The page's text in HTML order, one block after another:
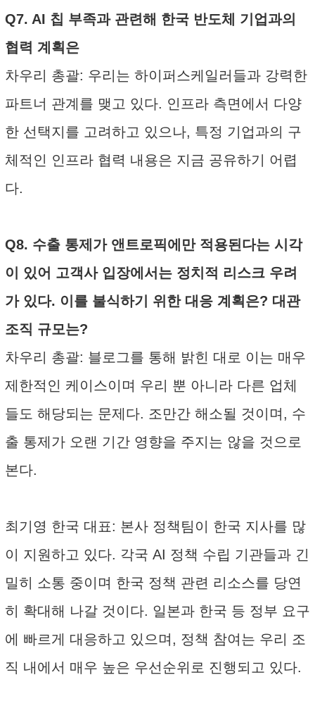
Q7. AI 칩 부족과 관련해 한국 반도체 기업과의
협력 계획은
차우리 총괄: 우리는 하이퍼스케일러들과 강력한
파트너 관계를 맺고 있다. 인프라 측면에서 다양
한 선택지를 고려하고 있으나, 특정 기업과의 구
체적인 인프라 협력 내용은 지금 공유하기 어렵
다.
Q8. 수출 통제가 앤트로픽에만 적용된다는 시각
이 있어 고객사 입장에서는 정치적 리스크 우려
가 있다. 이를 불식하기 위한 대응 계획은? 대관
조직 규모는?
차우리 총괄: 블로그를 통해 밝힌 대로 이는 매우
제한적인 케이스이며 우리 뿐 아니라 다른 업체
들도 해당되는 문제다. 조만간 해소될 것이며, 수
출 통제가 오랜 기간 영향을 주지는 않을 것으로
본다.
최기영 한국 대표: 본사 정책팀이 한국 지사를 많
이 지원하고 있다. 각국 AI 정책 수립 기관들과 긴
밀히 소통 중이며 한국 정책 관련 리소스를 당연
히 확대해 나갈 것이다. 일본과 한국 등 정부 요구
에 빠르게 대응하고 있으며, 정책 참여는 우리 조
직 내에서 매우 높은 우선순위로 진행되고 있다.